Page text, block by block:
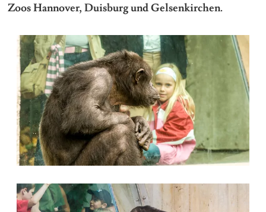
Zoos Hannover, Duisburg und Gelsenkirchen.